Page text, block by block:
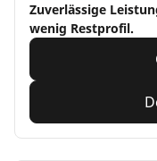
Zuverlässige
wenig Restprofil.